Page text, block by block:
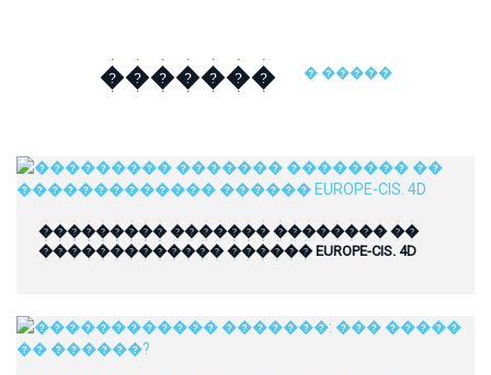
������� � �����
��������� ������� �������� ��
������������� ������ EUROPE-CIS. 4D